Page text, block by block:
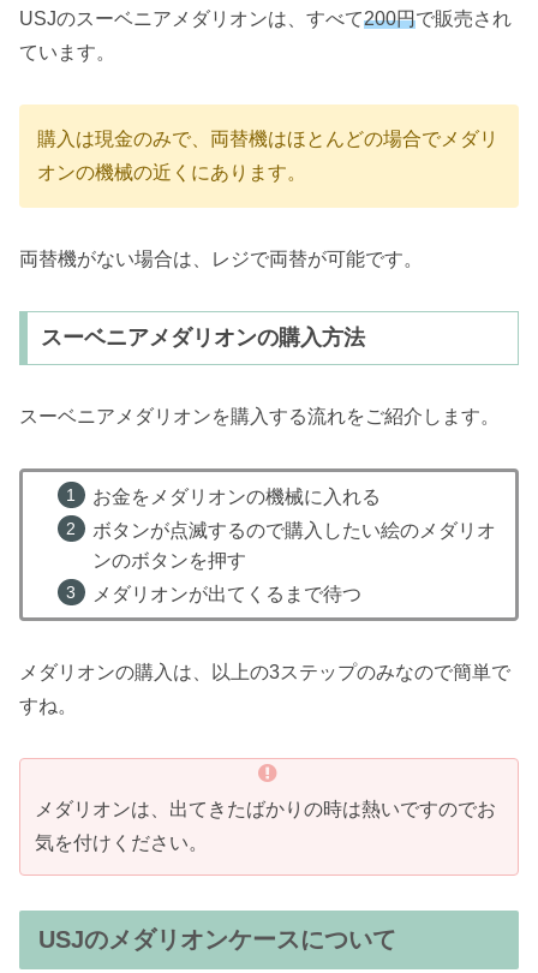
USJのスーベニアメダリオンは、すべて200円で販売され
ています。
購入は現金のみで、両替機はほとんどの場合でメダリ
オンの機械の近くにあります。
両替機がない場合は、レジで両替が可能です。
スーベニアメダリオンの購入方法
スーベニアメダリオンを購入する流れをご紹介します。
お金をメダリオンの機械に入れる
ボタンが点滅するので購入したい絵のメダリオ
ンのボタンを押す
メダリオンが出てくるまで待つ
メダリオンの購入は、以上の3ステップのみなので簡単で
すね。
メダリオンは、出てきたばかりの時は熱いですのでお
気を付けください。
USJのメダリオンケースについて